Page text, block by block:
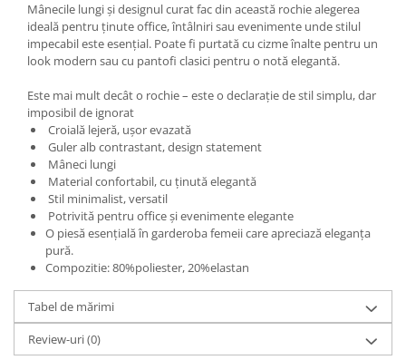
Mânecile lungi și designul curat fac din această rochie alegerea
ideală pentru ținute office, întâlniri sau evenimente unde stilul
impecabil este esențial. Poate fi purtată cu cizme înalte pentru un
look modern sau cu pantofi clasici pentru o notă elegantă.
Este mai mult decât o rochie – este o declarație de stil simplu, dar
imposibil de ignorat
Croială lejeră, ușor evazată
Guler alb contrastant, design statement
Mâneci lungi
Material confortabil, cu ținută elegantă
Stil minimalist, versatil
Potrivită pentru office și evenimente elegante
O piesă esențială în garderoba femeii care apreciază eleganța
pură.
Compozitie: 80%poliester, 20%elastan
Tabel de mărimi
Review-uri(0)